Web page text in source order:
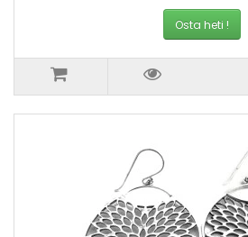
Osta heti !